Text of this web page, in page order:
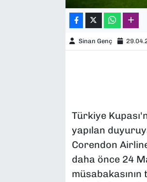
Sinan Genç
Türkiye
yapılan
Corendon
daha önce 24